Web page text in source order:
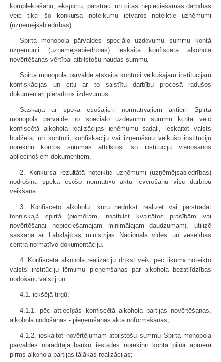
komplektēšanu, eksportu, pārstrādi un citas nepieciešamās darbības
veic tikai šo konkursa noteikumu ietvaros noteiktie uzņēmumi
(uzņēmējsabiedrības).
Spirta monopola pārvaldes speciālo uzdevumu summu kontā
uzņēmumi (uzņēmējsabiedrības) ieskaita konfiscētā alkohola
novērtēšanas vērtībai atbilstošu naudas summu.
Spirta monopola pārvalde atskaita kontroli veikušajām institūcijām
konfiskācijas un citu ar to saistītu darbību procesā radušos
dokumentāri pierādītos izdevumus.
Saskaņā ar spēkā esošajiem normatīvajiem aktiem Spirta
monopola pārvalde no speciālo uzdevumu summu konta veic
konfiscētā alkohola realizācijas ieņēmumu sadali, ieskaitot valsts
budžetā, un kontroli, konfiskāciju vai izņemšanu veikušo institūciju
norēķinu kontos summas atbilstoši šo institūciju vienošanos
apliecinošiem dokumentiem.
2. Konkursa rezultātā noteiktie uzņēmumi (uzņēmējsabiedrības)
nodrošina spēkā esošo normatīvo aktu ievērošanu visu darbību
veikšanā.
3. Konfiscēto alkoholu, kuru nedrīkst realizēt vai pārstrādāt
tehniskajā spirtā (piemēram, neatbilst kvalitātes prasībām vai
novērtēšanai nepieciešamajam minimālajam daudzumam), utilizē
saskaņā ar Labklājības ministrijas Nacionālā vides un veselības
centra normatīvo dokumentāciju.
4. Konfiscētā alkohola realizāciju drīkst veikt pēc likumā noteikto
valsts institūciju lēmumu pieņemšanas par alkohola bezatlīdzības
nodošanu valstij un:
4.1. iekšējā tirgū;
4.1.1. pēc attiecīgās konfiscētā alkohola partijas novērtēšanas,
alkohola nodošanas - pieņemšanas akta noformēšanas;
4.1.2. ieskaitot novērtējumam atbilstošu summu Spirta monopola
pārvaldes norādītajā banku iestādes norēķinu kontā pilnā apmērā
pirms alkohola partijas tālākas realizācijas;